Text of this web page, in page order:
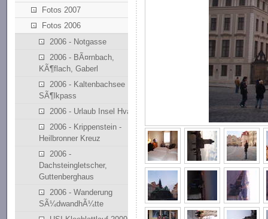
Fotos 2007
Fotos 2006
2006 - Notgasse
2006 - BÃ¤rnbach,
KÃ¶flach, Gaberl
2006 - Kaltenbachsee
SÃ¶lkpass
2006 - Urlaub Insel Hvar
2006 - Krippenstein -
Heilbronner Kreuz
2006 -
Dachsteingletscher,
Guttenberghaus
2006 - Wanderung
SÃ¼dwandhÃ¼tte